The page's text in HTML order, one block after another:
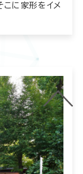
に家形をイメ